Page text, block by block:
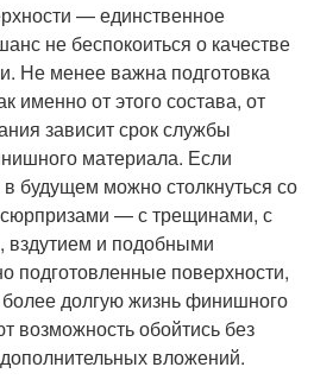
— единственное
не беспокоиться о качестве
Не менее важна подготовка
именно от этого состава, от
зависит срок службы
материала. Если
в будущем можно столкнуться со
— с трещинами, с
вздутием и подобными
подготовленные поверхности,
долгую жизнь финишного
возможность обойтись без
вложений.